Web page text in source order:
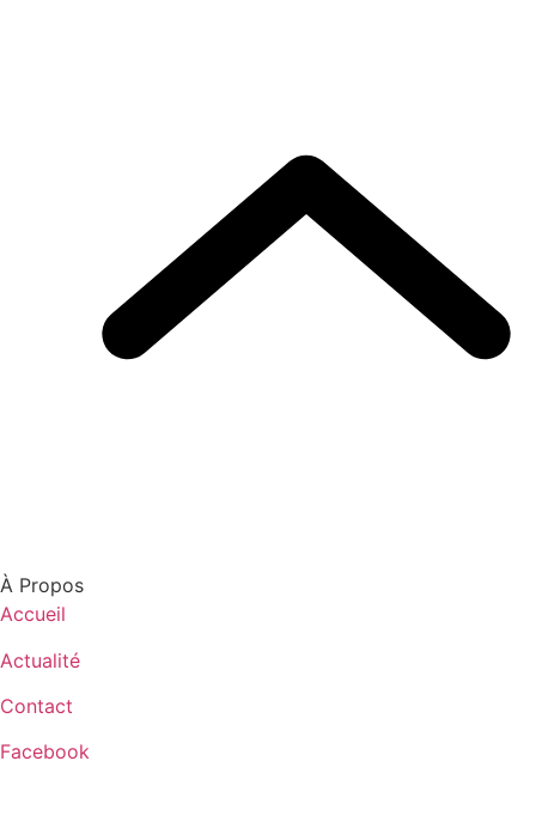
À Propos
Accueil
Actualité
Contact
Facebook